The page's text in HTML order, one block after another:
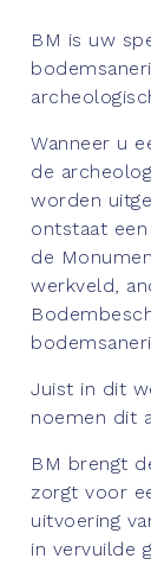
BM is uw
Wanneer u
de
worden
ontstaat
de
werkveld,
Juist in dit
noemen dit
BM brengt
zorgt voor
uitvoering
in vervuilde